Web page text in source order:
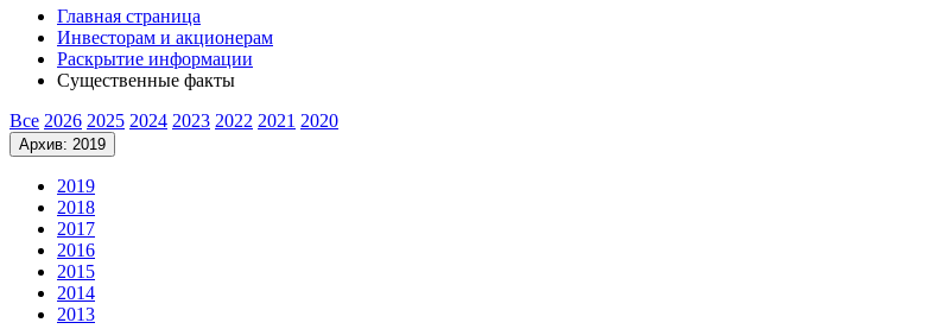
Главная страница
Инвесторам и акционерам
Раскрытие информации
Существенные факты
Все 2026 2025 2024 2023 2022 2021 2020
Архив: 2019
2019
2018
2017
2016
2015
2014
2013